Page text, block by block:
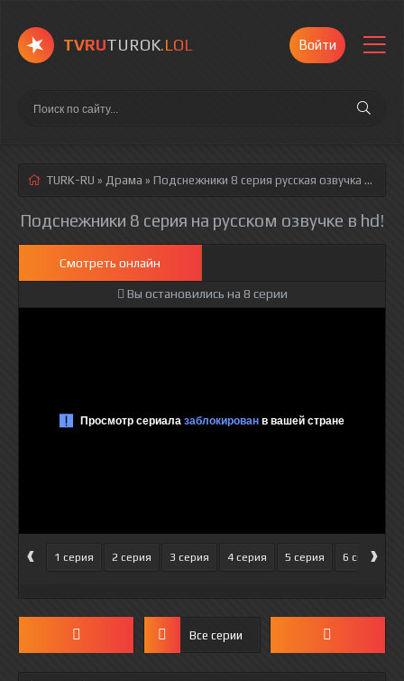
TVRUTUROK.LOL Войти
TURK-RU » Драма » Подснежники 8 серия русская озвучка полностью смотреть онлайн!
Подснежники 8 серия на русском озвучке в hd!
Смотреть онлайн
Вы остановились на 8 серии
‹ 1 серия 2 серия 3 серия 4 серия 5 серия 6 серия
›
Все серии